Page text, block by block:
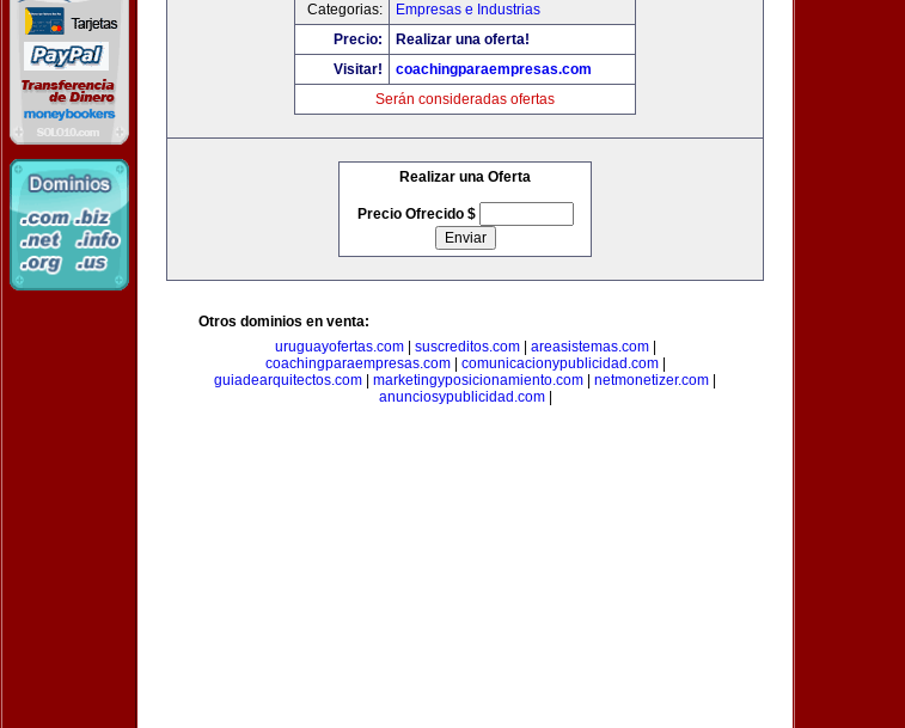
Categorias:
Empresas e Industrias
Precio:
Realizar una oferta!
Visitar!
coachingparaempresas.com
Serán consideradas ofertas
Realizar una Oferta
Precio Ofrecido $
Otros dominios en venta:
uruguayofertas.com| suscreditos.com| areasistemas.com|
coachingparaempresas.com| comunicacionypublicidad.com|
guiadearquitectos.com
marketingyposicionamiento.com netmonetizer.com
anunciosypublicidad.com|